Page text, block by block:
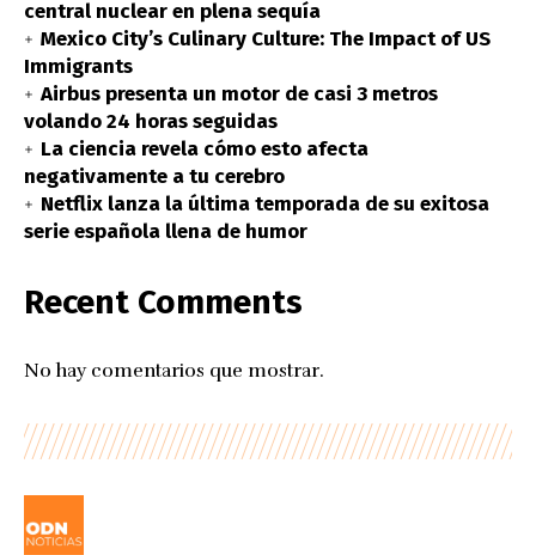
central nuclear en plena sequía
Mexico City’s Culinary Culture: The Impact of US
Immigrants
Airbus presenta un motor de casi 3 metros
volando 24 horas seguidas
La ciencia revela cómo esto afecta
negativamente a tu cerebro
Netflix lanza la última temporada de su exitosa
serie española llena de humor
Recent Comments
No hay comentarios que mostrar.